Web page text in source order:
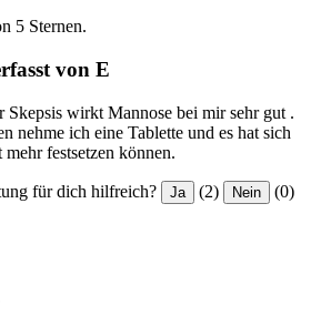
5 Sternen.
von E
Skepsis wirkt Mannose bei mir sehr gut .
nehme ich eine Tablette und es hat sich
festsetzen können.
für dich hilfreich? Ja (2) Nein (0)